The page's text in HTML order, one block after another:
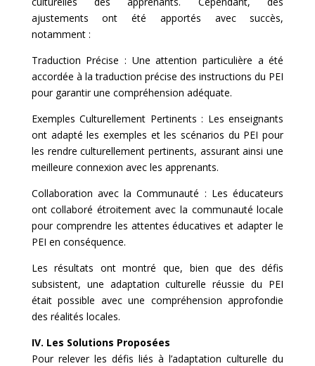
ajustements ont été apportés avec succès,
notamment :
Traduction Précise : Une attention particulière a été
accordée à la traduction précise des instructions du PEI
pour garantir une compréhension adéquate.
Exemples Culturellement Pertinents : Les enseignants
ont adapté les exemples et les scénarios du PEI pour
les rendre culturellement pertinents, assurant ainsi une
meilleure connexion avec les apprenants.
Collaboration avec la Communauté : Les éducateurs
ont collaboré étroitement avec la communauté locale
pour comprendre les attentes éducatives et adapter le
PEI en conséquence.
Les résultats ont montré que, bien que des défis
subsistent, une adaptation culturelle réussie du PEI
était possible avec une compréhension approfondie
des réalités locales.
IV. Les Solutions Proposées
Pour relever les défis liés à l’adaptation culturelle du